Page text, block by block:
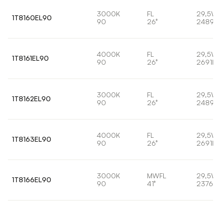
1T8160EL90
3000K
90
FL
26°
29,5W
2489lm
1T8161EL90
4000K
90
FL
26°
29,5W
2691lm
1T8162EL90
3000K
90
FL
26°
29,5W
2489lm
1T8163EL90
4000K
90
FL
26°
29,5W
2691lm
1T8166EL90
3000K
90
MWFL
41°
29,5W
2376lm